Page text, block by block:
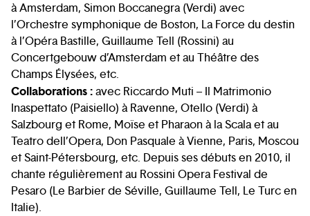
à Amsterdam, Simon Boccanegra (Verdi) avec
l’Orchestre symphonique de Boston, La Force du destin
à l’Opéra Bastille, Guillaume Tell (Rossini) au
Concertgebouw d’Amsterdam et au Théâtre des
Champs Élysées, etc.
Collaborations :avec Riccardo Muti – Il Matrimonio
Inaspettato (Paisiello) à Ravenne, Otello (Verdi) à
Salzbourg et Rome, Moïse et Pharaon à la Scala et au
Teatro dell’Opera, Don Pasquale à Vienne, Paris, Moscou
et Saint-Pétersbourg, etc. Depuis ses débuts en 2010, il
chante régulièrement au Rossini Opera Festival de
Pesaro (Le Barbier de Séville, Guillaume Tell, Le Turc en
Italie).